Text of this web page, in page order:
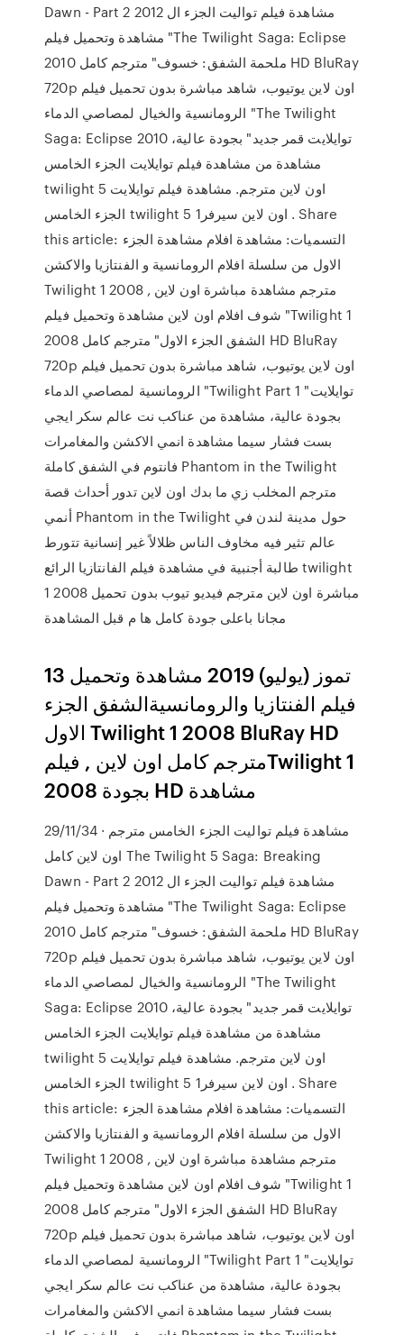
Dawn - Part 2 2012 مشاهدة فيلم تواليت الجزء ال
مشاهدة وتحميل فيلم "The Twilight Saga: Eclipse
2010 ملحمة الشفق: خسوف" مترجم كامل HD BluRay
720p اون لاين يوتيوب، شاهد مباشرة بدون تحميل فيلم
الرومانسية والخيال لمصاصي الدماء "The Twilight
Saga: Eclipse 2010 توايلايت قمر جديد" بجودة عالية،
مشاهدة من مشاهدة فيلم توايلايت الجزء الخامس
twilight 5 اون لاين مترجم. مشاهدة فيلم توايلايت
الجزء الخامس twilight 5 اون لاين سيرفر1 . Share
this article: التسميات: مشاهدة افلام مشاهدة الجزء
الاول من سلسلة افلام الرومانسية و الفنتازيا والاكشن
Twilight 1 2008 مترجم مشاهدة مباشرة اون لاين ,
شوف افلام اون لاين مشاهدة وتحميل فيلم "Twilight 1
2008 الشفق الجزء الاول" مترجم كامل HD BluRay
720p اون لاين يوتيوب، شاهد مباشرة بدون تحميل فيلم
الرومانسية لمصاصي الدماء "Twilight Part 1 توايلايت"
بجودة عالية، مشاهدة من عناكب نت عالم سكر ايجي
بست فشار سيما مشاهدة انمي الاكشن والمغامرات
فانتوم في الشفق كاملة Phantom in the Twilight
مترجم المخلب زي ما بدك اون لاين تدور أحداث قصة
أنمي Phantom in the Twilight حول مدينة لندن في
عالم تثير فيه مخاوف الناس ظلالاً غير إنسانية تتورط
طالبة أجنبية في مشاهدة فيلم الفانتازيا الرائع twilight
1 2008 مباشرة اون لاين مترجم فيديو تيوب بدون تحميل
مجانا باعلى جودة كامل ها م قبل المشاهدة
13 تموز (يوليو) 2019 مشاهدة وتحميل
فيلم الفنتازيا والرومانسيةالشفق الجزء
الاول Twilight 1 2008 BluRay HD
مترجم كامل اون لاين , فيلمTwilight 1
29/11/34 · مشاهدة فيلم تواليت الجزء الخامس مترجم
اون لاين كامل The Twilight 5 Saga: Breaking
Dawn - Part 2 2012 مشاهدة فيلم تواليت الجزء ال
مشاهدة وتحميل فيلم "The Twilight Saga: Eclipse
2010 ملحمة الشفق: خسوف" مترجم كامل HD BluRay
720p اون لاين يوتيوب، شاهد مباشرة بدون تحميل فيلم
الرومانسية والخيال لمصاصي الدماء "The Twilight
Saga: Eclipse 2010 توايلايت قمر جديد" بجودة عالية،
مشاهدة من مشاهدة فيلم توايلايت الجزء الخامس
twilight 5 اون لاين مترجم. مشاهدة فيلم توايلايت
الجزء الخامس twilight 5 اون لاين سيرفر1 . Share
this article: التسميات: مشاهدة افلام مشاهدة الجزء
الاول من سلسلة افلام الرومانسية و الفنتازيا والاكشن
Twilight 1 2008 مترجم مشاهدة مباشرة اون لاين ,
شوف افلام اون لاين مشاهدة وتحميل فيلم "Twilight 1
2008 الشفق الجزء الاول" مترجم كامل HD BluRay
720p اون لاين يوتيوب، شاهد مباشرة بدون تحميل فيلم
الرومانسية لمصاصي الدماء "Twilight Part 1 توايلايت"
بجودة عالية، مشاهدة من عناكب نت عالم سكر ايجي
بست فشار سيما مشاهدة انمي الاكشن والمغامرات